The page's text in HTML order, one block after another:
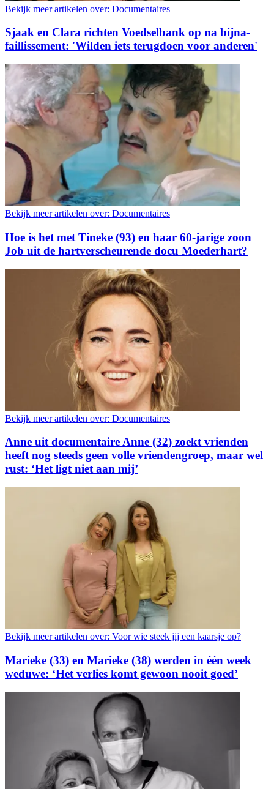
Bekijk meer artikelen over: Documentaires
Sjaak en Clara richten Voedselbank op na bijna-
faillissement: 'Wilden iets terugdoen voor anderen'
Bekijk meer artikelen over: Documentaires
Hoe is het met Tineke (93) en haar 60-jarige zoon
Job uit de hartverscheurende docu Moederhart?
Bekijk meer artikelen over: Documentaires
Anne uit documentaire Anne (32) zoekt vrienden
heeft nog steeds geen volle vriendengroep, maar wel
rust: ‘Het ligt niet aan mij’
Bekijk meer artikelen over: Voor wie steek jij een kaarsje op?
Marieke (33) en Marieke (38) werden in één week
weduwe: ‘Het verlies komt gewoon nooit goed’